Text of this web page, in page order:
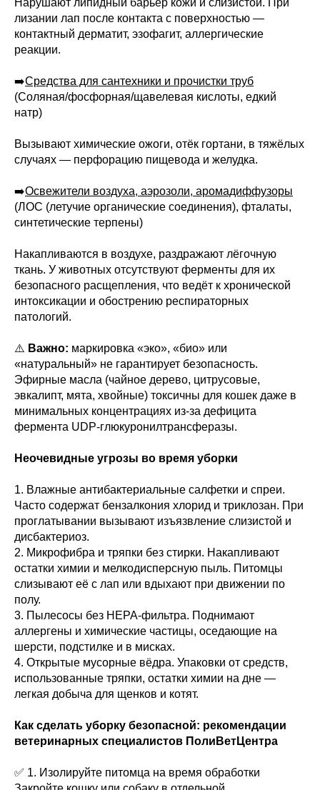
Нарушают липидный барьер кожи и слизистой. При
лизании лап после контакта с поверхностью —
контактный дерматит, эзофагит, аллергические
реакции.
➡️Средства для сантехники и прочистки труб
(Соляная/фосфорная/щавелевая кислоты, едкий
натр)
Вызывают химические ожоги, отёк гортани, в тяжёлых
случаях — перфорацию пищевода и желудка.
➡️Освежители воздуха, аэрозоли, аромадиффузоры
(ЛОС (летучие органические соединения), фталаты,
синтетические терпены)
Накапливаются в воздухе, раздражают лёгочную
ткань. У животных отсутствуют ферменты для их
безопасного расщепления, что ведёт к хронической
интоксикации и обострению респираторных
патологий.
⚠️ Важно: маркировка «эко», «био» или
«натуральный» не гарантирует безопасность.
Эфирные масла (чайное дерево, цитрусовые,
эвкалипт, мята, хвойные) токсичны для кошек даже в
минимальных концентрациях из-за дефицита
фермента UDP-глюкуронилтрансферазы.
Неочевидные угрозы во время уборки
1. Влажные антибактериальные салфетки и спреи.
Часто содержат бензалкония хлорид и триклозан. При
проглатывании вызывают изъязвление слизистой и
дисбактериоз.
2. Микрофибра и тряпки без стирки. Накапливают
остатки химии и мелкодисперсную пыль. Питомцы
слизывают её с лап или вдыхают при движении по
полу.
3. Пылесосы без HEPA-фильтра. Поднимают
аллергены и химические частицы, оседающие на
шерсти, подстилке и в мисках.
4. Открытые мусорные вёдра. Упаковки от средств,
использованные тряпки, остатки химии на дне —
легкая добыча для щенков и котят.
Как сделать уборку безопасной: рекомендации
ветеринарных специалистов ПолиВетЦентра
✅ 1. Изолируйте питомца на время обработки